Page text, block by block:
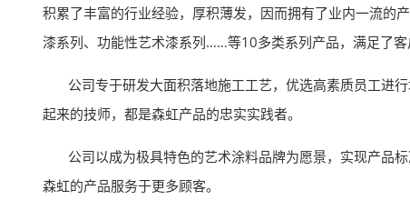
积累了丰富的行业经验，厚积薄发，因而拥有了业内一流的
漆系列、功能性艺术漆系列……等10多类系列产品，满足了客
公司专于研发大面积落地施工工艺，优选高素质员工进
起来的技师，都是森虹产品的忠实实践者。
公司以成为极具特色的艺术涂料品牌为愿景，实现产品
森虹的产品服务于更多顾客。